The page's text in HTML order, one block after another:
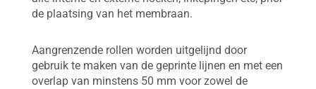
de plaatsing van het membraan.
Aangrenzende rollen worden uitgelijnd door
gebruik te maken van de geprinte lijnen en met een
overlap van minstens 50 mm voor zowel de